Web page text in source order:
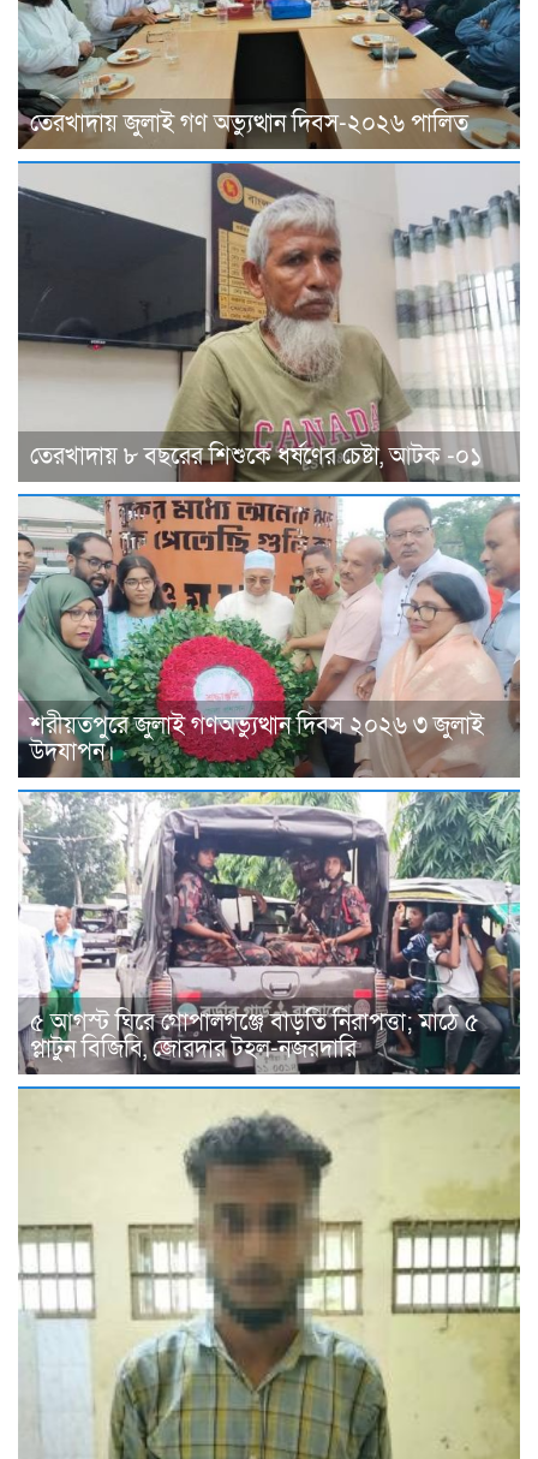
তেরখাদায় জুলাই গণ অভ্যুত্থান দিবস-২০২৬ পালিত
তেরখাদায় ৮ বছরের শিশুকে ধর্ষণের চেষ্টা, আটক -০১
শরীয়তপুরে জুলাই গণঅভ্যুত্থান দিবস ২০২৬ ৩ জুলাই
উদযাপন।
৫ আগস্ট ঘিরে গোপালগঞ্জে বাড়তি নিরাপত্তা; মাঠে ৫
প্লাটুন বিজিবি, জোরদার টহল-নজরদারি